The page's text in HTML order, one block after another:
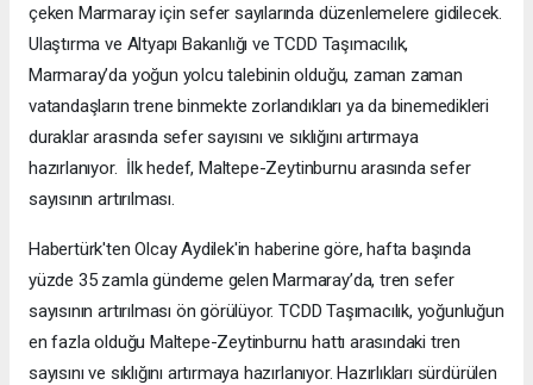
çeken Marmaray için sefer sayılarında düzenlemelere gidilecek.
Ulaştırma ve Altyapı Bakanlığı ve TCDD Taşımacılık,
Marmaray’da yoğun yolcu talebinin olduğu, zaman zaman
vatandaşların trene binmekte zorlandıkları ya da binemedikleri
duraklar arasında sefer sayısını ve sıklığını artırmaya
hazırlanıyor. İlk hedef, Maltepe-Zeytinburnu arasında sefer
sayısının artırılması.
Habertürk'ten Olcay Aydilek'in haberine göre, hafta başında
yüzde 35 zamla gündeme gelen Marmaray’da, tren sefer
sayısının artırılması ön görülüyor. TCDD Taşımacılık, yoğunluğun
en fazla olduğu Maltepe-Zeytinburnu hattı arasındaki tren
sayısını ve sıklığını artırmaya hazırlanıyor. Hazırlıkları sürdürülen